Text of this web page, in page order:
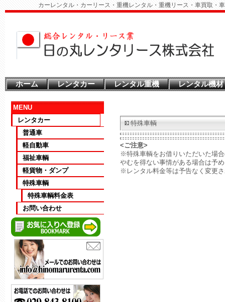
カーレンタル・カーリース・重機レンタル・重機リース・車買取・
ホーム レンタカー レンタル重機 レンタル機材
MENU
レンタカー
普通車
軽自動車
福祉車輌
軽貨物・ダンプ
特殊車輌
特殊車輌料金表
お問い合わせ
特殊車輌
<ご注意>
※特殊車輌をお借りいただいた場
やむを得ない事情がある場合は予
※レンタル料金等は予告なく変更